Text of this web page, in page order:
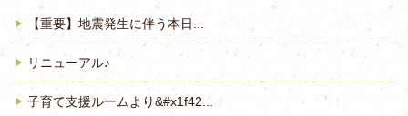
【重要】地震発生に伴う本日...
リニューアル♪
子育て支援ルームより&#x1f42...